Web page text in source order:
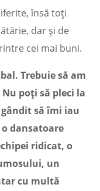
însă toți
dar și de
cei mai buni.
Trebuie să am
poți să pleci la
să îmi iau
dansatoare
ridicat, o
un
cu multă